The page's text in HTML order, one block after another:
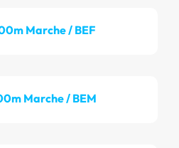
Marche / BEF
Marche / BEM